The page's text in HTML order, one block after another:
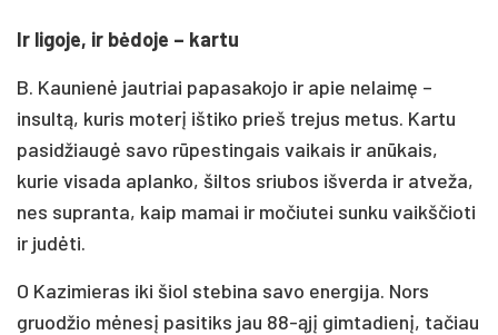
Ir ligoje, ir bėdoje – kartu
B. Kaunienė jautriai papasakojo ir apie nelaimę –
insultą, kuris moterį ištiko prieš trejus metus. Kartu
pasidžiaugė savo rūpestingais vaikais ir anūkais,
kurie visada aplanko, šiltos sriubos išverda ir atveža,
nes supranta, kaip mamai ir močiutei sunku vaikščioti
ir judėti.
O Kazimieras iki šiol stebina savo energija. Nors
gruodžio mėnesį pasitiks jau 88-ąjį gimtadienį, tačiau